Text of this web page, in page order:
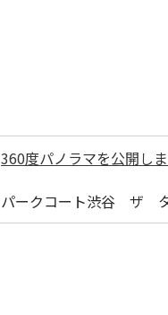
360度パノラマを公開し
パークコート渋谷 ザ